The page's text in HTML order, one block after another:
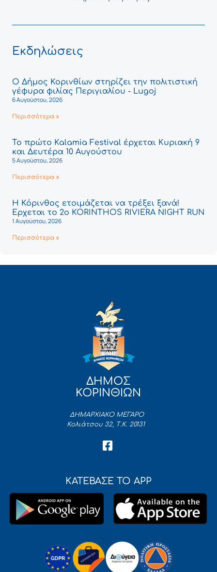
Εκδηλώσεις
Ο Δήμος Κορινθίων στηρίζει την πολιτιστική
γέφυρα φιλίας Περιγιαλίου - Lugoj
6 Αυγούστου, 2026
Περισσότερα »
Το πρώτο Kalamia Festival έρχεται Κυριακή 9
και Δευτέρα 10 Αυγούστου
5 Αυγούστου, 2026
Περισσότερα »
Η Κόρινθος ετοιμάζεται να τρέξει ξανά!
Έρχεται το 2ο KORINTHOS RIVIERA NIGHT RUN
1 Αυγούστου, 2026
Περισσότερα »
ΔΗΜΟΣ
ΚΟΡΙΝΘΙΩΝ
ΔΗΜΑΡΧΙΑΚΟ ΜΕΓΑΡΟ
Κολιάτσου 32, Τ.Κ. 20131
ΚΑΤΕΒΑΣΕ ΤΟ APP